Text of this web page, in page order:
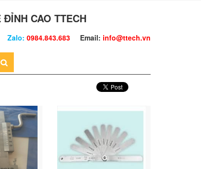
CAO TTECH
Zalo: 0984.843.683 Email: info@ttech.vn